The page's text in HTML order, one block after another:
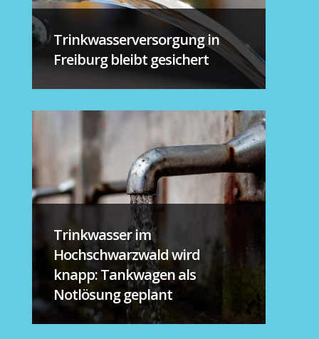
Trinkwasserversorgung in
Freiburg bleibt gesichert
Trinkwasser im
Hochschwarzwald wird
knapp: Tankwagen als
Notlösung geplant